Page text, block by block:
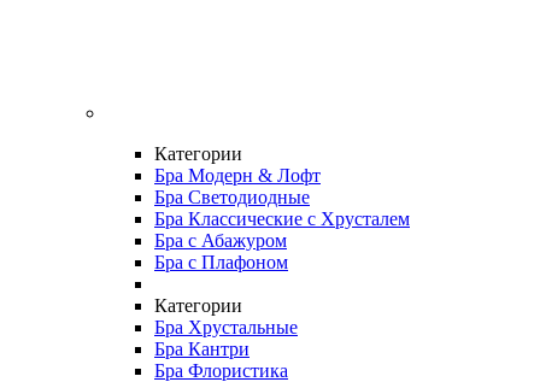
Категории
Бра Модерн & Лофт
Бра Светодиодные
Бра Классические с Хрусталем
Бра с Абажуром
Бра с Плафоном
Категории
Бра Хрустальные
Бра Кантри
Бра Флористика